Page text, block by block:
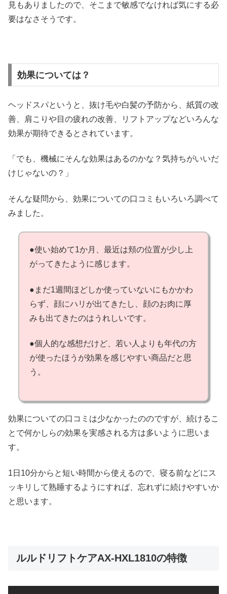
見もありましたので、そこまで敏感でなければ気にする必
要はなさそうです。
効果については？
ヘッドスパというと、抜け毛や白髪の予防から、紙質の改
善、肩こりや目の疲れの改善、リフトアップなどいろんな
効果が期待できるとされています。
「でも、機械にそんな効果はあるのかな？気持ちがいいだ
けじゃないの？」
そんな疑問から、効果についての口コミもいろいろ調べて
みました。
●使い始めて1か月、最近は頬の位置が少し上
がってきたように感じます。
●まだ1週間ほどしか使っていないにもかかわ
らず、顔にハリが出てきたし、顔のお肉に厚
みも出てきたのはうれしいです。
●個人的な感想だけど、若い人よりも年代の方
が使ったほうが効果を感じやすい商品だと思
う。
効果についての口コミは少なかったののですが、続けるこ
とで何かしらの効果を実感される方は多いように思いま
す。
1日10分からと短い時間から使えるので、寝る前などにス
ッキリして熟睡するようにすれば、忘れずに続けやすいか
と思います。
ルルドリフトケアAX-HXL1810の特徴